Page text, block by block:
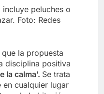
peluches o
Foto: Redes
la propuesta
disciplina positiva
la calma’. Se trata
cualquier lugar